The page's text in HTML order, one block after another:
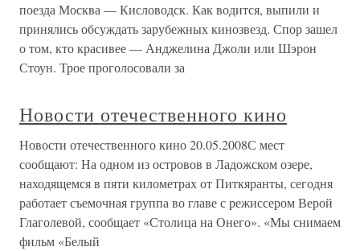
поезда Москва — Кисловодск. Как водится, выпили и
принялись обсуждать зарубежных кинозвезд. Спор зашел
о том, кто красивее — Анджелина Джоли или Шэрон
Стоун. Трое проголосовали за
Новости отечественного кино
Новости отечественного кино 20.05.2008С мест
сообщают: На одном из островов в Ладожском озере,
находящемся в пяти километрах от Питкяранты, сегодня
работает съемочная группа во главе с режиссером Верой
Глаголевой, сообщает «Столица на Онего». «Мы снимаем
фильм «Белый